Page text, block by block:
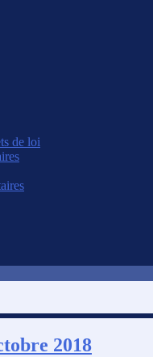
de loi
2018